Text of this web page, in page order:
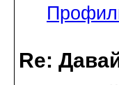
Re: